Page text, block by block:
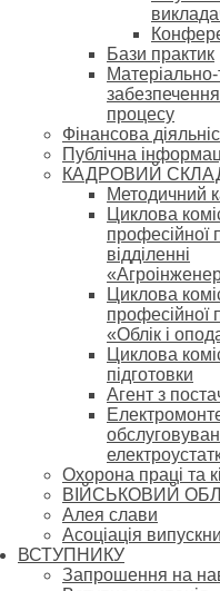
Бази практик
Матеріально-
процесу
Фінансова
Публічна
КАДРОВИЙ
Методичний
Циклова
професійної
відділенні
Циклова
професійної
«Облік і
Циклова
підготовки
Агент з
Охорона праці та
ВІЙСЬКОВИЙ
Алея слави
Асоціація
ВСТУПНИКУ
Запрошення на